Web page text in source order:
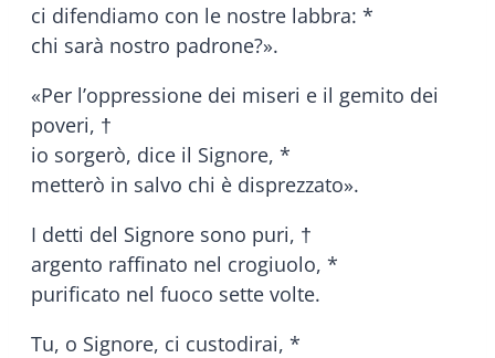
ci difendiamo con le nostre labbra: *
chi sarà nostro padrone?».
«Per l’oppressione dei miseri e il gemito dei
poveri, †
io sorgerò, dice il Signore, *
metterò in salvo chi è disprezzato».
I detti del Signore sono puri, †
argento raffinato nel crogiuolo, *
purificato nel fuoco sette volte.
Tu, o Signore, ci custodirai, *